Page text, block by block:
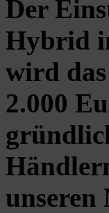
Der
Hybrid
wird
2.000
unseren